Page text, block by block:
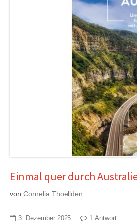
Einmal quer durch
von Cornelia Thoellden
3. Dezember 2025 1 Antwort